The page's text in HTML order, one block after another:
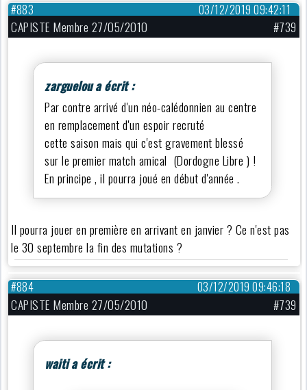
03/12/2019 09:42:11
#883
CAPISTE Membre 27/05/2010 #739
zarguelou a écrit :
Par contre arrivé d'un néo-calédonnien au centre
en remplacement d'un espoir recruté
cette saison mais qui c'est gravement blessé
sur le premier match amical (Dordogne Libre ) !
En principe , il pourra joué en début d'année .
Il pourra jouer en première en arrivant en janvier ? Ce n'est pas
le 30 septembre la fin des mutations ?
03/12/2019 09:46:18
#884
CAPISTE Membre 27/05/2010 #739
waiti a écrit :